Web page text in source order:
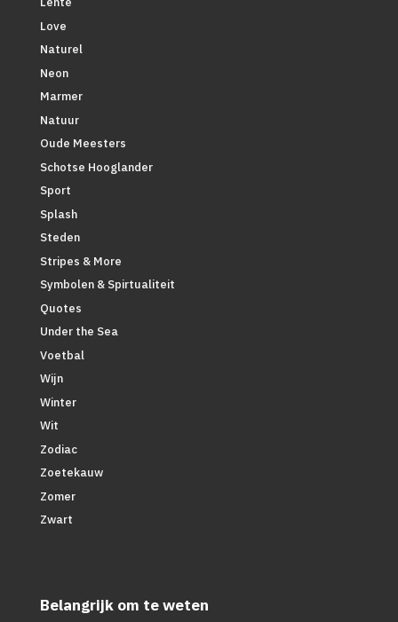
Love
Naturel
Neon
Marmer
Natuur
Oude Meesters
Schotse Hooglander
Sport
Splash
Steden
Stripes & More
Symbolen & Spirtualiteit
Quotes
Under the Sea
Voetbal
Wijn
Winter
Wit
Zodiac
Zoetekauw
Zomer
Zwart
Belangrijk om te weten